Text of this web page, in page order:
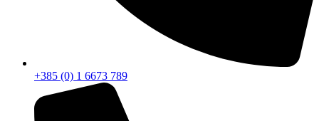
+385 (0) 1 6673 789